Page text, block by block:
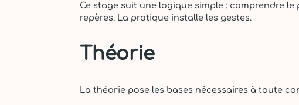
Ce stage suit une logique simple : comprendre
repères. La pratique installe les gestes.
Théorie
La théorie pose les bases nécessaires à toute